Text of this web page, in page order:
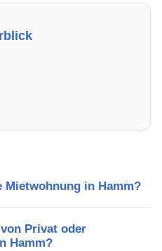
in Hamm:
Schulen,
in Hamm?
Privat oder
Hamm?